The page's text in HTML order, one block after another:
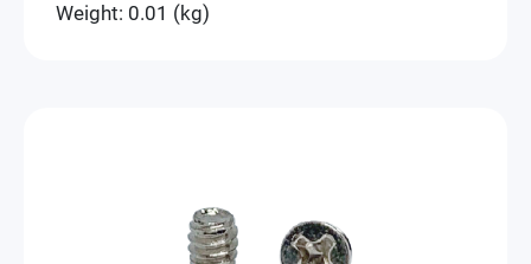
Weight: 0.01 (kg)